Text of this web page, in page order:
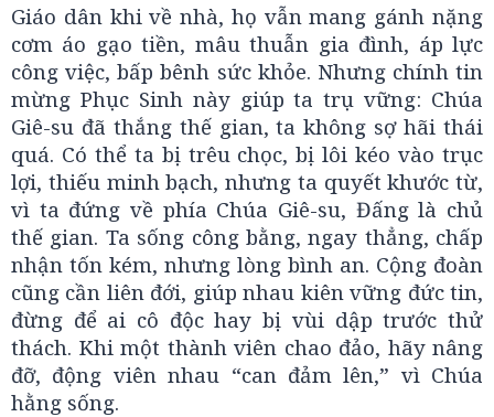
Giáo dân khi về nhà, họ vẫn mang gánh nặng
cơm áo gạo tiền, mâu thuẫn gia đình, áp lực
công việc, bấp bênh sức khỏe. Nhưng chính tin
mừng Phục Sinh này giúp ta trụ vững: Chúa
Giê-su đã thắng thế gian, ta không sợ hãi thái
quá. Có thể ta bị trêu chọc, bị lôi kéo vào trục
lợi, thiếu minh bạch, nhưng ta quyết khước từ,
vì ta đứng về phía Chúa Giê-su, Đấng là chủ
thế gian. Ta sống công bằng, ngay thẳng, chấp
nhận tốn kém, nhưng lòng bình an. Cộng đoàn
cũng cần liên đới, giúp nhau kiên vững đức tin,
đừng để ai cô độc hay bị vùi dập trước thử
thách. Khi một thành viên chao đảo, hãy nâng
đỡ, động viên nhau “can đảm lên,” vì Chúa
hằng sống.